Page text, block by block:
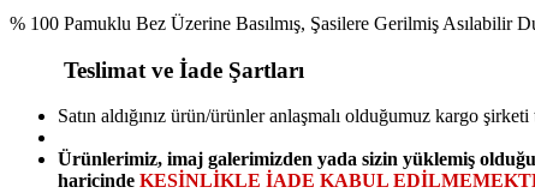
% 100 Pamuklu Bez Üzerine Basılmış, Şasilere Gerilmiş Asılabilir
Teslimat ve İade Şartları
Satın aldığınız ürün/ürünler anlaşmalı olduğumuz kargo şirketi
Ürünlerimiz, imaj galerimizden yada sizin yüklemiş
haricinde KESİNLİKLE İADE KABUL